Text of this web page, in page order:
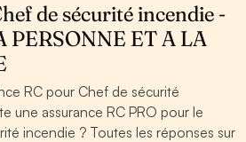
de sécurité incendie -
PERSONNE ET A LA
RC pour Chef de sécurité
une assurance RC PRO pour le
incendie ? Toutes les réponses sur